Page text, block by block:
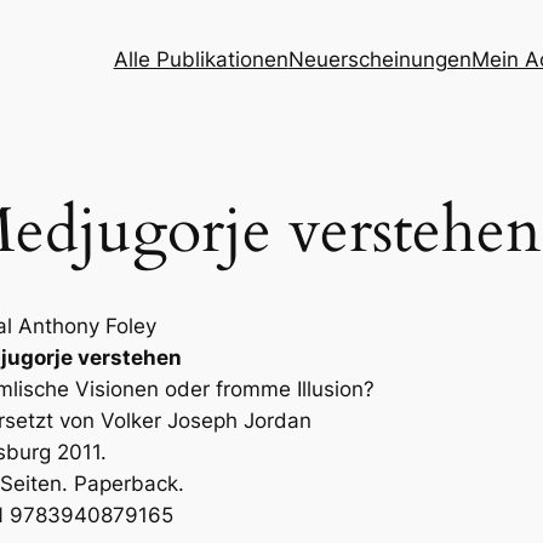
Alle PublikationenNeuerscheinungenMein
verstehen
Anthony Foley
verstehen
Visionen oder fromme Illusion?
von Volker Joseph Jordan
2011.
Paperback.
9783940879165